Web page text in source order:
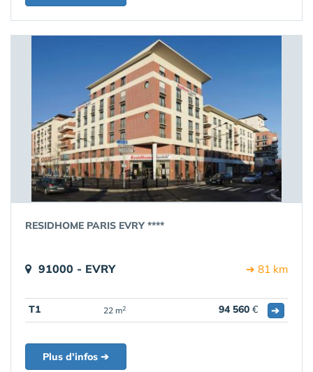
RESIDHOME PARIS EVRY ****
91000 - EVRY ➔ 81 km
T1 22 m2 94 560 € ➔
Plus d'infos ➔